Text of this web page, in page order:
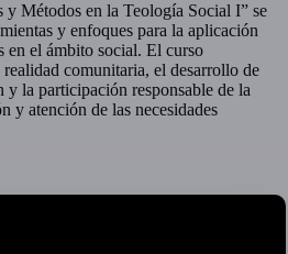
y Métodos en la Teología Social I” se
y enfoques para la aplicación
en el ámbito social. El curso
comunitaria, el desarrollo de
y la participación responsable de la
y atención de las necesidades